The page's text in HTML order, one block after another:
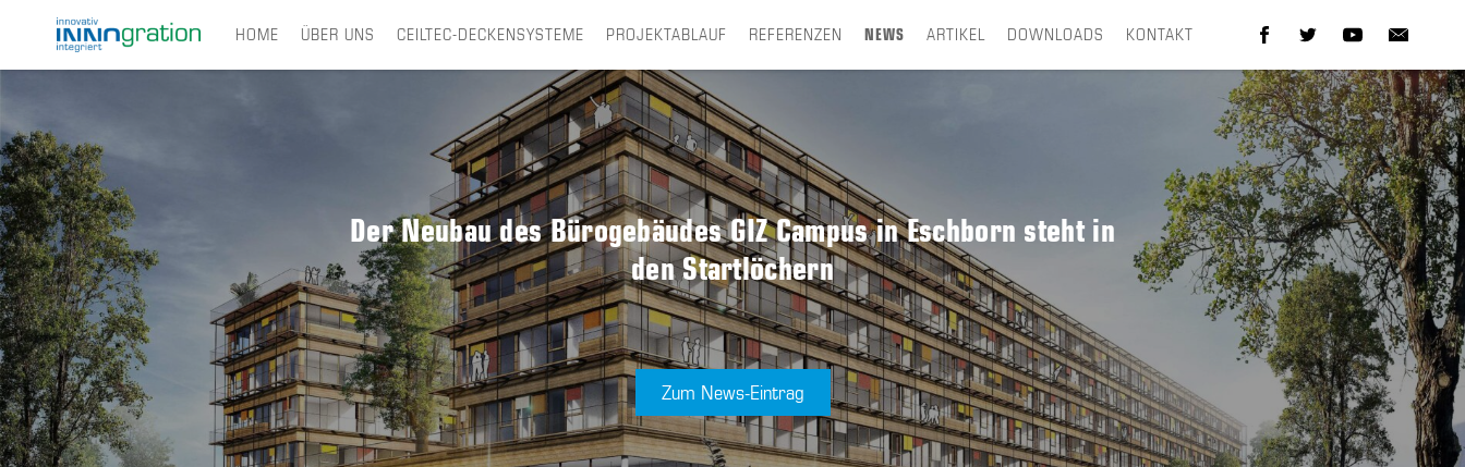
main
content
HOME ÜBER UNS CEILTEC-DECKENSYSTEME PROJEKTABLAUF REFERENZEN NEWS ARTIKEL DOWNLOADS KONTAKT
Der Neubau des Bürogebäudes GIZ Campus in Eschborn steht in
den Startlöchern
Zum News-Eintrag